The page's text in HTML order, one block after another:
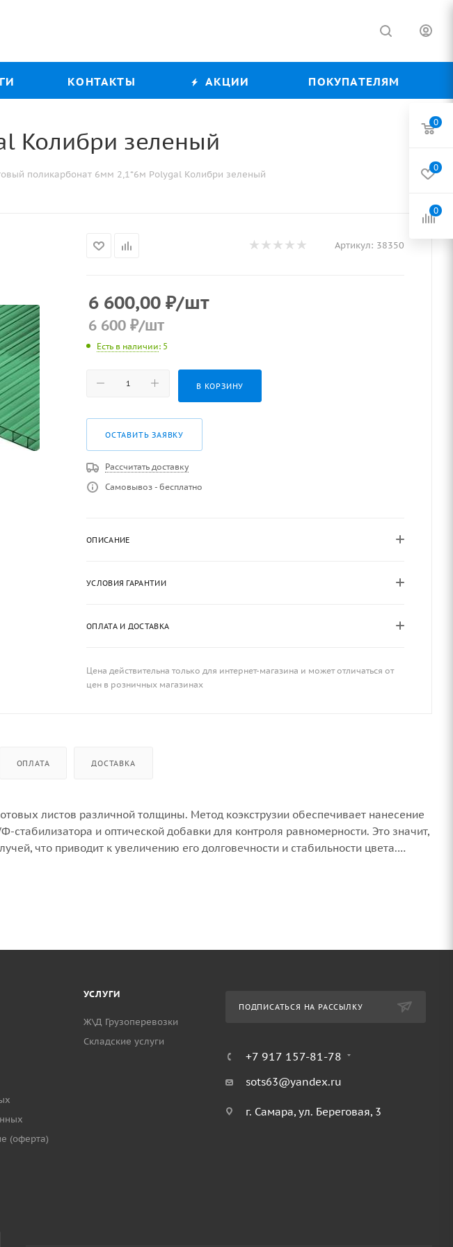
КОНТАКТЫ АКЦИИ ПОКУПАТЕЛЯМ
Колибри зеленый
поликарбонат 6мм 2,1*6м Polygal Колибри зеленый
Артикул: 38350
6 600,00 ₽/шт
6 600 ₽/шт
Есть в наличии: 5
В КОРЗИНУ
ОСТАВИТЬ ЗАЯВКУ
Рассчитать доставку
Самовывоз - бесплатно
ОПИСАНИЕ
УСЛОВИЯ ГАРАНТИИ
ОПЛАТА И ДОСТАВКА
Цена действительна только для интернет-магазина и может отличаться от
цен в розничных магазинах
ОПЛАТА ДОСТАВКА
листов различной толщины. Метод коэкструзии обеспечивает нанесение
и оптической добавки для контроля равномерности. Это значит,
что приводит к увеличению его долговечности и стабильности цвета.
навесы, внутренние перегородки и остекление. Это универсальный
(оферта)
УСЛУГИ
Ж\Д Грузоперевозки
Cкладские услуги
ПОДПИСАТЬСЯ НА РАССЫЛКУ
+7 917 157-81-78
sots63@yandex.ru
г. Самара, ул. Береговая, 3
0
0
0